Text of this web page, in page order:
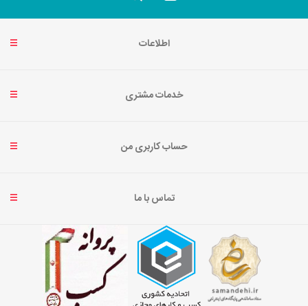
اطلاعات
خدمات مشتری
حساب کاربری من
تماس با ما